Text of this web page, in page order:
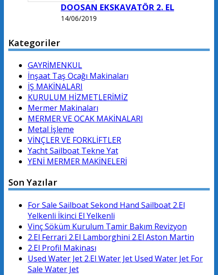
DOOSAN EKSKAVATÖR 2. EL
14/06/2019
Kategoriler
GAYRİMENKUL
İnşaat Taş Ocağı Makinaları
İŞ MAKİNALARI
KURULUM HİZMETLERİMİZ
Mermer Makinaları
MERMER VE OCAK MAKİNALARI
Metal İşleme
VİNÇLER VE FORKLİFTLER
Yacht Sailboat Tekne Yat
YENİ MERMER MAKİNELERİ
Son Yazılar
For Sale Sailboat Sekond Hand Sailboat 2.El
Yelkenli İkinci El Yelkenli
Vinç Söküm Kurulum Tamir Bakım Revizyon
2.El Ferrari 2.El Lamborghini 2.El Aston Martin
2.El Profil Makinası
Used Water Jet 2.El Water Jet Used Water Jet For
Sale Water Jet